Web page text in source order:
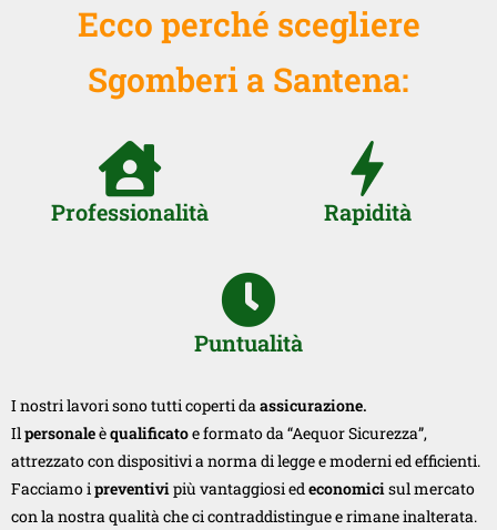
Ecco perché scegliere
Sgomberi a Santena:
Professionalità Rapidità
Puntualità
I nostri lavori sono tutti coperti da assicurazione.
Il personaleèqualificatoe formato da “Aequor Sicurezza”,
attrezzato con dispositivi a norma di legge e moderni ed efficienti.
Facciamo i preventivi più vantaggiosi ed economici sul mercato
con la nostra qualità che ci contraddistingue e rimane inalterata.